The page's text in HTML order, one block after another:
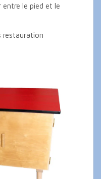
le pied et le
restauration